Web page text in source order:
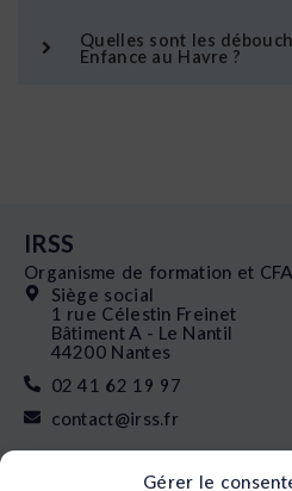
Gérer le
Quelles sont les
Enfance au Havre ?
IRSS
Organisme de formation et
Siège social
1 rue Célestin Freinet
Bâtiment A - Le Nantil
44200 Nantes
02 41 62 19 97
contact@irss.fr